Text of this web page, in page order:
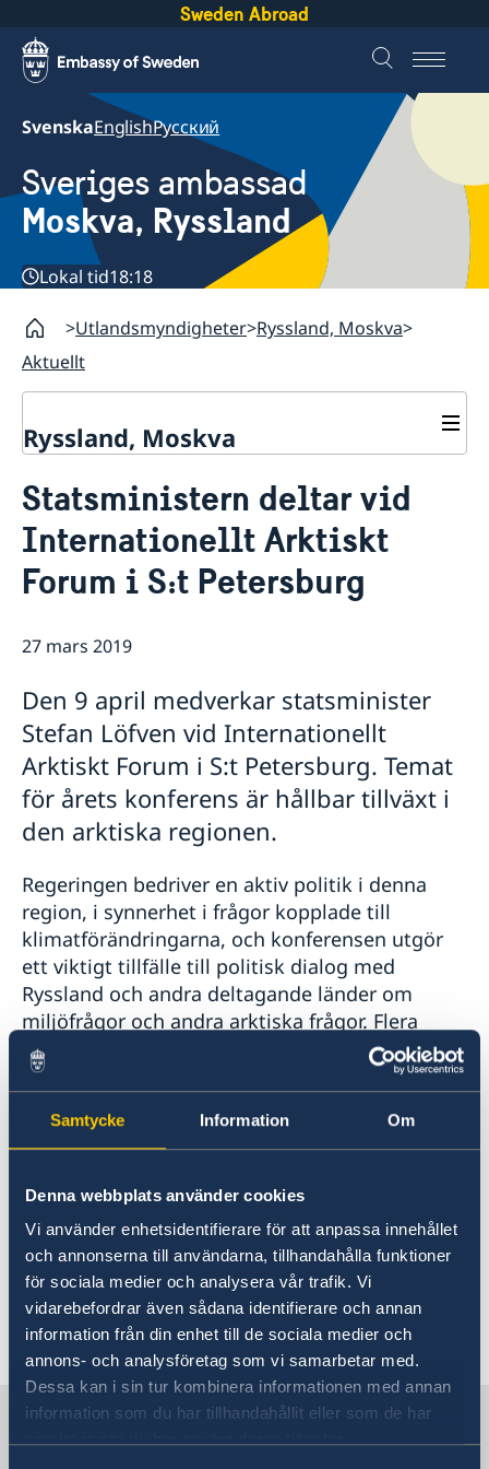
Samtycke Information Om
Denna webbplats använder cookies
Vi använder enhetsidentifierare för att anpassa innehållet
och annonserna till användarna, tillhandahålla funktioner
för sociala medier och analysera vår trafik. Vi
vidarebefordrar även sådana identifierare och annan
information från din enhet till de sociala medier och
annons- och analysföretag som vi samarbetar med.
Dessa kan i sin tur kombinera informationen med annan
information som du har tillhandahållit eller som de har
Sweden Abroad
SvenskaEnglishРусский
Sveriges ambassad
Moskva, Ryssland
Lokal tid18:18
Utlandsmyndigheter Ryssland, Moskva
Aktuellt
Ryssland, Moskva
Kontakt
Så stöttar vi svenska företag
Team Sweden
Så kan du få stöd
Aktuellt
Information till svenskar i Ryssland
Statsministern deltar vid
Internationellt Arktiskt
Forum i S:t Petersburg
27 mars 2019
Den 9 april medverkar statsminister
Stefan Löfven vid Internationellt
Arktiskt Forum i S:t Petersburg. Temat
för årets konferens är hållbar tillväxt i
den arktiska regionen.
Regeringen bedriver en aktiv politik i denna
region, i synnerhet i frågor kopplade till
klimatförändringarna, och konferensen utgör
ett viktigt tillfälle till politisk dialog med
Ryssland och andra deltagande länder om
miljöfrågor och andra arktiska frågor. Flera
nordiska länder deltar på hög nivå vid
konferensen, bland andra Norges statsminister
möte med president Putin i samband med
konferensen.
/Regeringskansliet
Senast uppdaterad 27 mars 2019, 12.42
Sverige i Ryssland, Moskva